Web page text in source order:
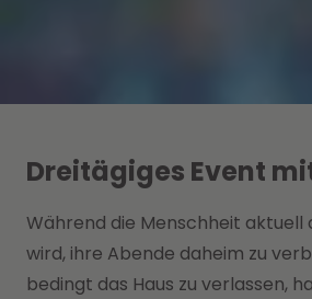
Dreitägiges Event
Während die Menschheit aktuell
wird, ihre Abende daheim zu
bedingt das Haus zu verlassen,